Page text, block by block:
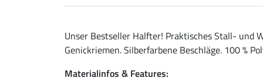
Unser Bestseller Halfter! Praktisches Stall- und
Genickriemen. Silberfarbene Beschläge. 100 %
Materialinfos & Features: